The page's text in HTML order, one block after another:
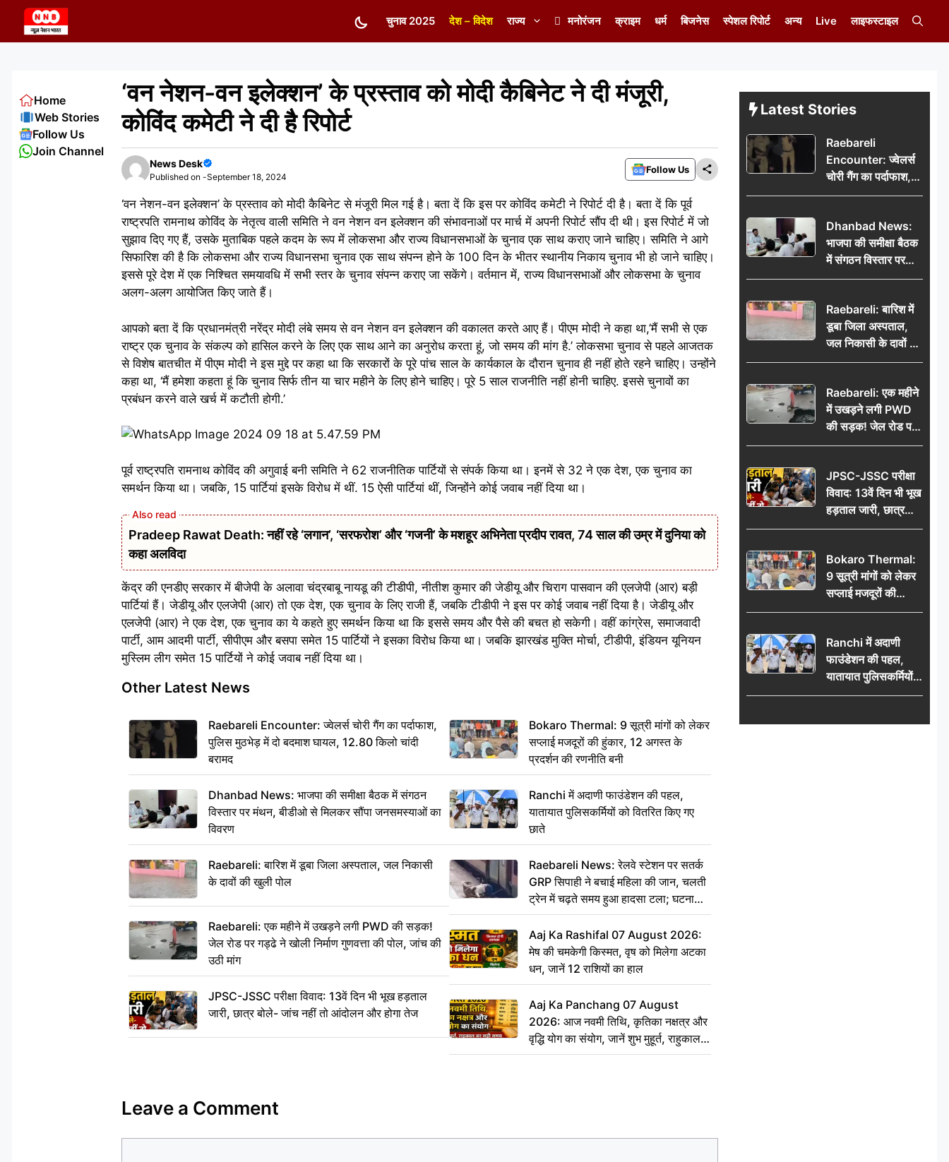
content
चुनाव 2025 देश – विदेश राज्य मनोरंजन क्राइम धर्म बिजनेस स्पेशल रिपोर्ट अन्य Live लाइफस्टाइल
‘वन नेशन-वन इलेक्शन’ के प्रस्ताव को मोदी कैबिनेट ने दी मंजूरी,
कोविंद कमेटी ने दी है रिपोर्ट
News Desk
Published on -September 18, 2024
Follow Us
‘वन नेशन-वन इलेक्शन’ के प्रस्ताव को मोदी कैबिनेट से मंजूरी मिल गई है। बता दें कि इस पर कोविंद कमेटी ने रिपोर्ट दी है। बता दें कि पूर्व
राष्ट्रपति रामनाथ कोविंद के नेतृत्व वाली समिति ने वन नेशन वन इलेक्शन की संभावनाओं पर मार्च में अपनी रिपोर्ट सौंप दी थी। इस रिपोर्ट में जो
सुझाव दिए गए हैं, उसके मुताबिक पहले कदम के रूप में लोकसभा और राज्य विधानसभाओं के चुनाव एक साथ कराए जाने चाहिए। समिति ने आगे
सिफारिश की है कि लोकसभा और राज्य विधानसभा चुनाव एक साथ संपन्न होने के 100 दिन के भीतर स्थानीय निकाय चुनाव भी हो जाने चाहिए।
इससे पूरे देश में एक निश्चित समयावधि में सभी स्तर के चुनाव संपन्न कराए जा सकेंगे। वर्तमान में, राज्य विधानसभाओं और लोकसभा के चुनाव
अलग-अलग आयोजित किए जाते हैं।
आपको बता दें कि प्रधानमंत्री नरेंद्र मोदी लंबे समय से वन नेशन वन इलेक्शन की वकालत करते आए हैं। पीएम मोदी ने कहा था,’मैं सभी से एक
राष्ट्र एक चुनाव के संकल्प को हासिल करने के लिए एक साथ आने का अनुरोध करता हूं, जो समय की मांग है.’ लोकसभा चुनाव से पहले आजतक
से विशेष बातचीत में पीएम मोदी ने इस मुद्दे पर कहा था कि सरकारों के पूरे पांच साल के कार्यकाल के दौरान चुनाव ही नहीं होते रहने चाहिए। उन्होंने
कहा था, ‘मैं हमेशा कहता हूं कि चुनाव सिर्फ तीन या चार महीने के लिए होने चाहिए। पूरे 5 साल राजनीति नहीं होनी चाहिए. इससे चुनावों का
प्रबंधन करने वाले खर्च में कटौती होगी.’
पूर्व राष्ट्रपति रामनाथ कोविंद की अगुवाई बनी समिति ने 62 राजनीतिक पार्टियों से संपर्क किया था। इनमें से 32 ने एक देश, एक चुनाव का
समर्थन किया था। जबकि, 15 पार्टियां इसके विरोध में थीं. 15 ऐसी पार्टियां थीं, जिन्होंने कोई जवाब नहीं दिया था।
Pradeep Rawat Death: नहीं रहे ‘लगान’, ‘सरफरोश’ और ‘गजनी’ के मशहूर अभिनेता प्रदीप रावत, 74 साल की उम्र में दुनिया को
कहा अलविदा
केंद्र की एनडीए सरकार में बीजेपी के अलावा चंद्रबाबू नायडू की टीडीपी, नीतीश कुमार की जेडीयू और चिराग पासवान की एलजेपी (आर) बड़ी
पार्टियां हैं। जेडीयू और एलजेपी (आर) तो एक देश, एक चुनाव के लिए राजी हैं, जबकि टीडीपी ने इस पर कोई जवाब नहीं दिया है। जेडीयू और
एलजेपी (आर) ने एक देश, एक चुनाव का ये कहते हुए समर्थन किया था कि इससे समय और पैसे की बचत हो सकेगी। वहीं कांग्रेस, समाजवादी
पार्टी, आम आदमी पार्टी, सीपीएम और बसपा समेत 15 पार्टियों ने इसका विरोध किया था। जबकि झारखंड मुक्ति मोर्चा, टीडीपी, इंडियन यूनियन
मुस्लिम लीग समेत 15 पार्टियों ने कोई जवाब नहीं दिया था।
Other Latest News
Raebareli Encounter: ज्वेलर्स चोरी गैंग का पर्दाफाश,
पुलिस मुठभेड़ में दो बदमाश घायल, 12.80 किलो चांदी
बरामद
Dhanbad News: भाजपा की समीक्षा बैठक में संगठन
विस्तार पर मंथन, बीडीओ से मिलकर सौंपा जनसमस्याओं का
विवरण
Raebareli: बारिश में डूबा जिला अस्पताल, जल निकासी
के दावों की खुली पोल
Raebareli: एक महीने में उखड़ने लगी PWD की सड़क!
जेल रोड पर गड्ढे ने खोली निर्माण गुणवत्ता की पोल, जांच की
उठी मांग
JPSC-JSSC परीक्षा विवाद: 13वें दिन भी भूख हड़ताल
जारी, छात्र बोले- जांच नहीं तो आंदोलन और होगा तेज
Bokaro Thermal: 9 सूत्री मांगों को लेकर
सप्लाई मजदूरों की हुंकार, 12 अगस्त के
प्रदर्शन की रणनीति बनी
Ranchi में अदाणी फाउंडेशन की पहल,
यातायात पुलिसकर्मियों को वितरित किए गए
छाते
Raebareli News: रेलवे स्टेशन पर सतर्क
GRP सिपाही ने बचाई महिला की जान, चलती
ट्रेन में चढ़ते समय हुआ हादसा टला; घटना
CCTV में कैद
Aaj Ka Rashifal 07 August 2026:
मेष की चमकेगी किस्मत, वृष को मिलेगा अटका
धन, जानें 12 राशियों का हाल
Aaj Ka Panchang 07 August
2026: आज नवमी तिथि, कृतिका नक्षत्र और
वृद्धि योग का संयोग, जानें शुभ मुहूर्त, राहुकाल
का सही समय
Leave a Comment
Home
Web Stories
Follow Us
Join Channel
Latest Stories
Raebareli
Encounter: ज्वेलर्स
चोरी गैंग का पर्दाफाश,
पुलिस मुठभेड़ में दो
किलो चांदी बरामद
Dhanbad News:
भाजपा की समीक्षा बैठक
में संगठन विस्तार पर
मंथन, बीडीओ से
जनसमस्याओं का विवरण
Raebareli: बारिश में
डूबा जिला अस्पताल,
जल निकासी के दावों की
खुली पोल
Raebareli: एक महीने
में उखड़ने लगी PWD
की सड़क! जेल रोड पर
गड्ढे ने खोली निर्माण
की उठी मांग
JPSC-JSSC परीक्षा
विवाद: 13वें दिन भी भूख
हड़ताल जारी, छात्र
बोले- जांच नहीं तो
Bokaro Thermal:
9 सूत्री मांगों को लेकर
सप्लाई मजदूरों की
हुंकार, 12 अगस्त के
Ranchi में अदाणी
फाउंडेशन की पहल,
यातायात पुलिसकर्मियों
को वितरित किए गए छाते